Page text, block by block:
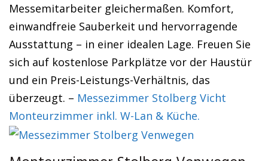
Messemitarbeiter gleichermaßen. Komfort,
einwandfreie Sauberkeit und hervorragende
Ausstattung – in einer idealen Lage. Freuen Sie
sich auf kostenlose Parkplätze vor der Haustür
und ein Preis-Leistungs-Verhältnis, das
überzeugt. – Messezimmer Stolberg Vicht
Monteurzimmer inkl. W-Lan & Küche.